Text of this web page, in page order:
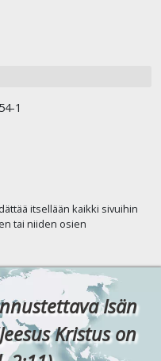
1
itsellään kaikki sivuihin
tai niiden osien
Isän
Kristus on